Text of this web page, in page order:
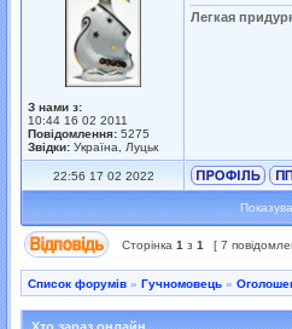
З нами з:
10:44 16 02 2011
Повідомлення: 5275
Звідки: Україна, Луцьк
Легкая
22:56 17 02 2022
Сторінка 1 з 1 [ 7
Список форумів » Гучномовець »